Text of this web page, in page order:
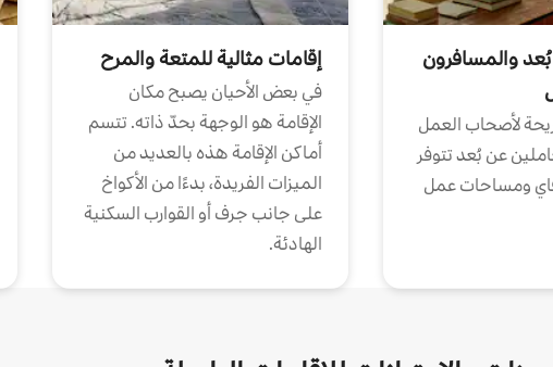
والمسافرون
لأصحاب العمل
عن بُعد تتوفر
ومساحات عمل
إقامات مثالية للمتعة والمرح
في بعض الأحيان يصبح مكان
الإقامة هو الوجهة بحدّ ذاته. تتسم
أماكن الإقامة هذه بالعديد من
الميزات الفريدة، بدءًا من الأكواخ
على جانب جرف أو القوارب السكنية
الهادئة.